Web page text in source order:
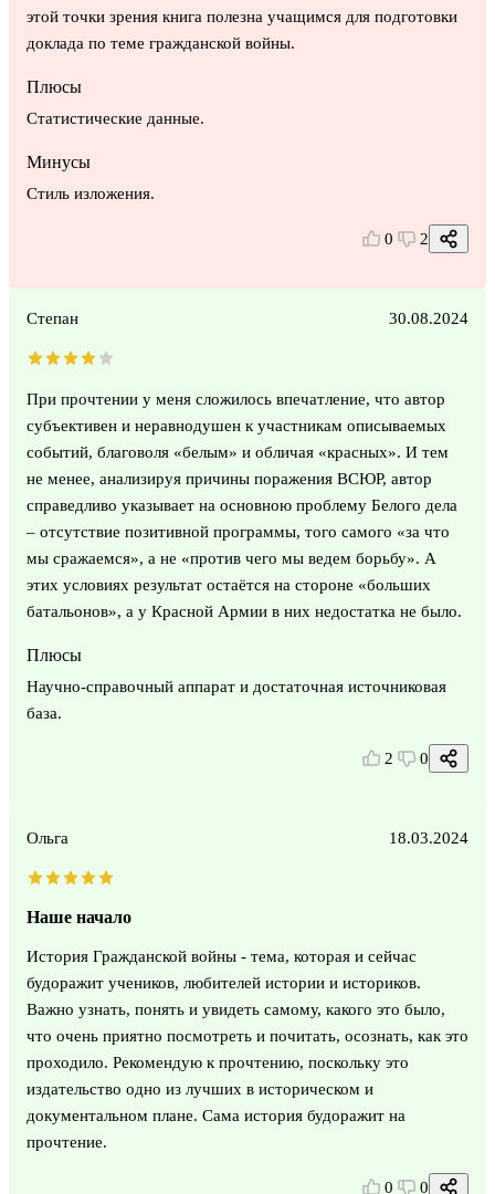
этой точки зрения книга полезна учащимся для подготовки
доклада по теме гражданской войны.
Плюсы
Статистические данные.
Минусы
Стиль изложения.
0 2
Степан 30.08.2024
При прочтении у меня сложилось впечатление, что автор
субъективен и неравнодушен к участникам описываемых
событий, благоволя «белым» и обличая «красных». И тем
не менее, анализируя причины поражения ВСЮР, автор
справедливо указывает на основною проблему Белого дела
– отсутствие позитивной программы, того самого «за что
мы сражаемся», а не «против чего мы ведем борьбу». А
этих условиях результат остаётся на стороне «больших
батальонов», а у Красной Армии в них недостатка не было.
Плюсы
Научно-справочный аппарат и достаточная источниковая
база.
2 0
Ольга 18.03.2024
Наше начало
История Гражданской войны - тема, которая и сейчас
будоражит учеников, любителей истории и историков.
Важно узнать, понять и увидеть самому, какого это было,
что очень приятно посмотреть и почитать, осознать, как это
проходило. Рекомендую к прочтению, поскольку это
издательство одно из лучших в историческом и
документальном плане. Сама история будоражит на
прочтение.
0 0